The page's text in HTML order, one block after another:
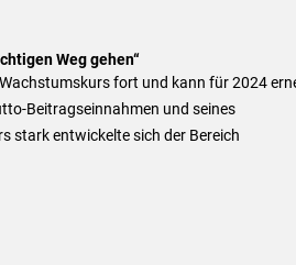
Weg gehen“
fort und kann für 2024
Beitragseinnahmen und seines
stark entwickelte sich der Bereich